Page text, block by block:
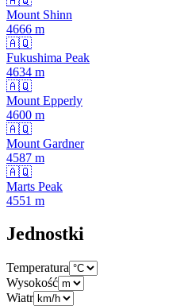
Mount Shinn
4666 m
🇦🇶
Fukushima Peak
4634 m
🇦🇶
Mount Epperly
4600 m
🇦🇶
Mount Gardner
4587 m
🇦🇶
Marts Peak
4551 m
Jednostki
Temperatura
Wysokość
Wiatr